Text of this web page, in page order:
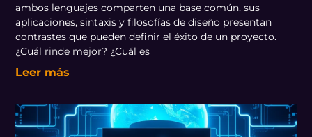
ambos lenguajes comparten una base común, sus
aplicaciones, sintaxis y filosofías de diseño presentan
contrastes que pueden definir el éxito de un proyecto.
¿Cuál rinde mejor? ¿Cuál es
Leer más